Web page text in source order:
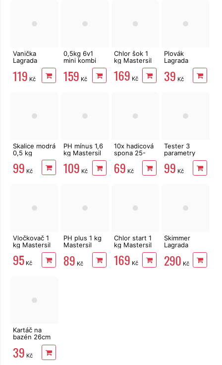
Vanička
Lagrada
oplach nohou
119 Kč
0,5kg 6v1
mini kombi
25x20g
Multiplex
159 Kč
Chlor šok 1
kg Mastersil
169 Kč
Plovák
Lagrada
bazénový na
tablety 20 g,
39 Kč
Skalice modrá
0,5 kg
99 Kč
PH mínus 1,6
kg Mastersil
109 Kč
10x hadicová
spona 25-
40mm pro
hadici 1"
69 Kč
Tester 3
parametry
chlór, pH,
alkalita, 50ks
99 Kč
Vločkovač 1
kg Mastersil
95 Kč
PH plus 1 kg
Mastersil
89 Kč
Chlor start 1
kg Mastersil
169 Kč
Skimmer
Lagrada
90277 pro
nadzemní
bazény
290 Kč
Kartáč na
bazén 26cm
85805
39 Kč